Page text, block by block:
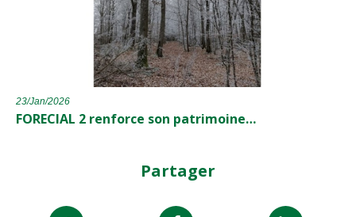
23/Jan/2026
FORECIAL 2 renforce son patrimoine…
Partager